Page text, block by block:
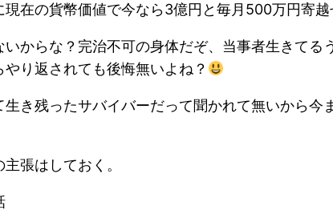
在の貨幣価値で今なら3億円と毎月500万円寄
からな？完治不可の身体だぞ、当事者生きて
り返されても後悔無いよね？
き残ったサバイバーだって聞かれて無いから
張はしておく。